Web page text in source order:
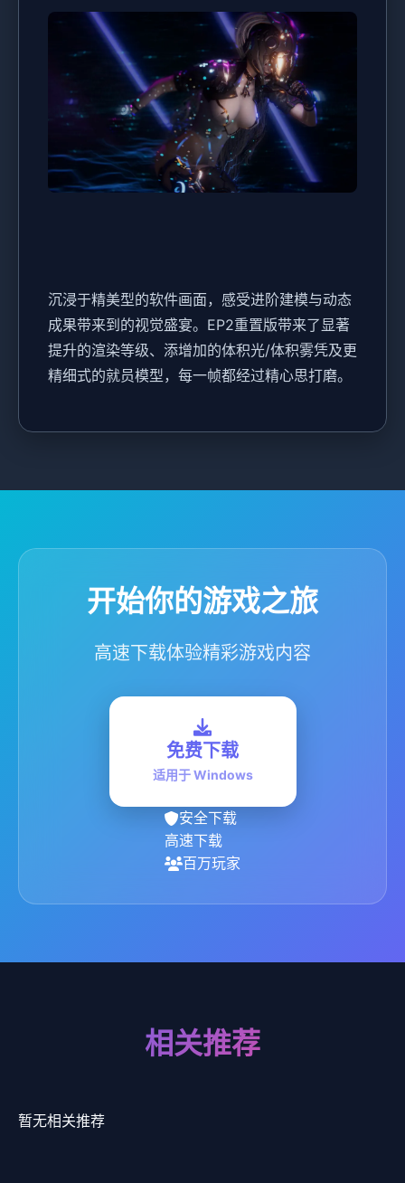
沉浸于精美型的软件画面，感受进阶建模与动态
成果带来到的视觉盛宴。EP2重置版带来了显著
提升的渲染等级、添增加的体积光/体积雾凭及更
精细式的就员模型，每一帧都经过精心思打磨。
开始你的游戏之旅
高速下载体验精彩游戏内容
免费下载
适用于 Windows
安全下载
高速下载
百万玩家
相关推荐
暂无相关推荐